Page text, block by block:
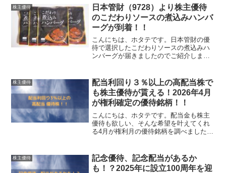
す。中央経済社の株主優待はビジネス専
門書 onlineで利用...
株主優待
日本管財（9728）より株主優待
のこだわりソースの煮込みハンバ
ーグが到着！！
こんにちは、ホタテです。日本管財の優
待で選択したこだわりソースの煮込みハ
ンバーグが届きましたのでご紹介しま
こだわりソースの煮込みハンバーグ120ｇ
×4個です。6月28日...
株主優待
配当利回り３％以上の高配当株で
も株主優待が貰える！2026年4月
が権利確定の優待銘柄！！
こんにちは、ホタテです。配当金も株主
優待も欲しい、そんな希望を叶えてくれ
る4月が権利月の優待銘柄を調べました。
ました。※株価は2026年4月3日時点コー
ド銘柄株価(...
株主優待
記念優待、記念配当があるか
も！？2025年に設立100周年を迎